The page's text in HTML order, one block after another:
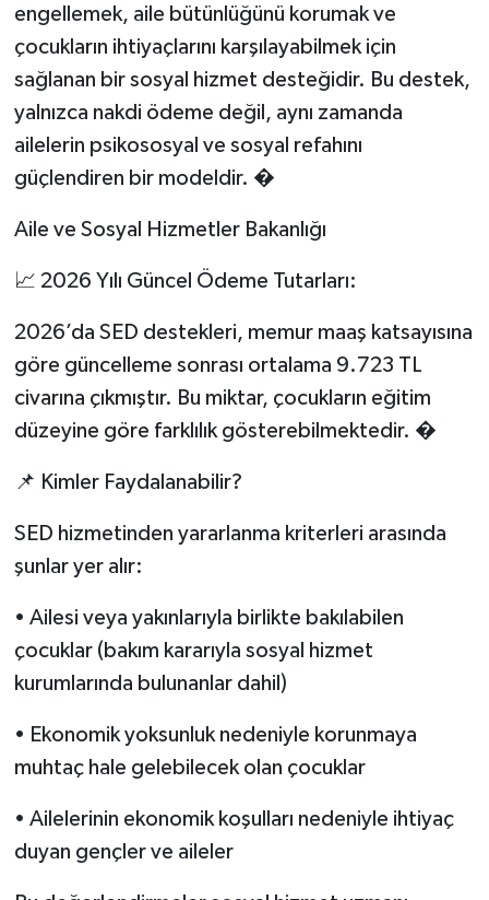
engellemek, aile bütünlüğünü korumak ve
çocukların ihtiyaçlarını karşılayabilmek için
sağlanan bir sosyal hizmet desteğidir. Bu destek,
yalnızca nakdi ödeme değil, aynı zamanda
ailelerin psikososyal ve sosyal refahını
güçlendiren bir modeldir. �
Aile ve Sosyal Hizmetler Bakanlığı
📈 2026 Yılı Güncel Ödeme Tutarları:
2026’da SED destekleri, memur maaş katsayısına
göre güncelleme sonrası ortalama 9.723 TL
civarına çıkmıştır. Bu miktar, çocukların eğitim
düzeyine göre farklılık gösterebilmektedir. �
📌 Kimler Faydalanabilir?
SED hizmetinden yararlanma kriterleri arasında
şunlar yer alır:
• Ailesi veya yakınlarıyla birlikte bakılabilen
çocuklar (bakım kararıyla sosyal hizmet
kurumlarında bulunanlar dahil)
• Ekonomik yoksunluk nedeniyle korunmaya
muhtaç hale gelebilecek olan çocuklar
• Ailelerinin ekonomik koşulları nedeniyle ihtiyaç
duyan gençler ve aileler